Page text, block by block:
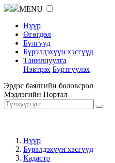
MENU
Нүүр
Өгөгдөл
Бүлгүүд
Бүрэлдэхүүн хэсгүүд
Танилцуулга
Нэвтрэх Бүртгүүлэх
Эрдэс баялгийн боловсрол
Мэдлэгийн Портал
Нүүр
Бүрэлдэхүүн хэсгүүд
Кадастр